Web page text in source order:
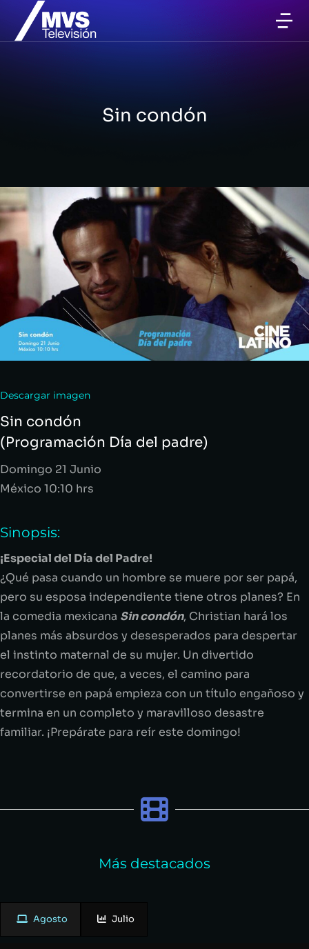
Sin condón
Descargar imagen
Sin condón
(Programación Día del padre)
Domingo 21 Junio
México 10:10 hrs
Sinopsis:
¡Especial del Día del Padre!
¿Qué pasa cuando un hombre se muere por ser papá,
pero su esposa independiente tiene otros planes? En
la comedia mexicana Sin condón, Christian hará los
planes más absurdos y desesperados para despertar
el instinto maternal de su mujer. Un divertido
recordatorio de que, a veces, el camino para
convertirse en papá empieza con un título engañoso y
termina en un completo y maravilloso desastre
familiar. ¡Prepárate para reír este domingo!
Más destacados
Agosto Julio